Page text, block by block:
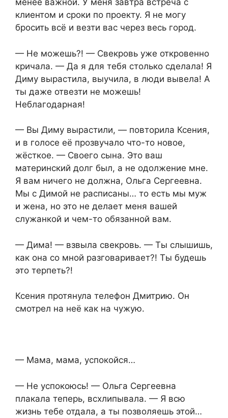
менее важной. У меня завтра встреча с
клиентом и сроки по проекту. Я не могу
бросить всё и везти вас через весь город.
— Не можешь?! — Свекровь уже откровенно
кричала. — Да я для тебя столько сделала! Я
Диму вырастила, выучила, в люди вывела! А
ты даже отвезти не можешь!
Неблагодарная!
— Вы Диму вырастили, — повторила Ксения,
и в голосе её прозвучало что-то новое,
жёсткое. — Своего сына. Это ваш
материнский долг был, а не одолжение мне.
Я вам ничего не должна, Ольга Сергеевна.
Мы с Димой не расписаны… то есть мы муж
и жена, но это не делает меня вашей
служанкой и чем-то обязанной вам.
— Дима! — взвыла свекровь. — Ты слышишь,
как она со мной разговаривает?! Ты будешь
это терпеть?!
Ксения протянула телефон Дмитрию. Он
смотрел на неё как на чужую.
— Мама, мама, успокойся…
— Не успокоюсь! — Ольга Сергеевна
плакала теперь, всхлипывала. — Я всю
жизнь тебе отдала, а ты позволяешь этой…